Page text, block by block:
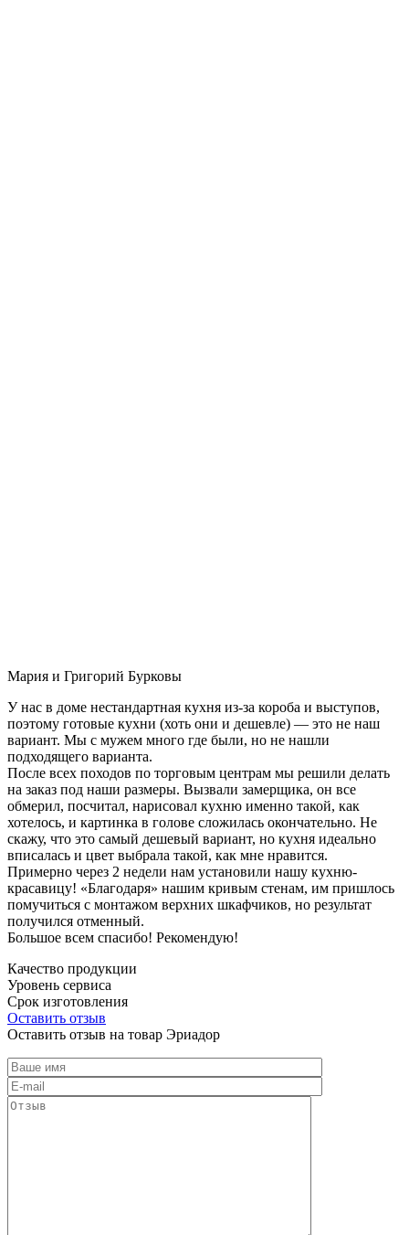
Мария и Григорий Бурковы
У нас в доме нестандартная кухня из-за короба и выступов,
поэтому готовые кухни (хоть они и дешевле) — это не наш
вариант. Мы с мужем много где были, но не нашли
подходящего варианта.
После всех походов по торговым центрам мы решили делать
на заказ под наши размеры. Вызвали замерщика, он все
обмерил, посчитал, нарисовал кухню именно такой, как
хотелось, и картинка в голове сложилась окончательно. Не
скажу, что это самый дешевый вариант, но кухня идеально
вписалась и цвет выбрала такой, как мне нравится.
Примерно через 2 недели нам установили нашу кухню-
красавицу! «Благодаря» нашим кривым стенам, им пришлось
помучиться с монтажом верхних шкафчиков, но результат
получился отменный.
Большое всем спасибо! Рекомендую!
Качество продукции
Уровень сервиса
Срок изготовления
Оставить отзыв
Оставить отзыв на товар Эриадор